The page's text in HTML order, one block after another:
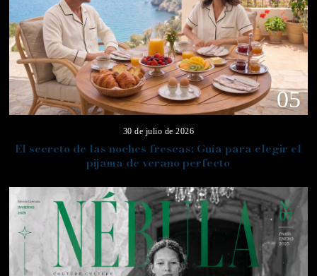
05
30 de julio de 2026
El secreto de las noches frescas: Guía para elegir el
pijama de verano perfecto